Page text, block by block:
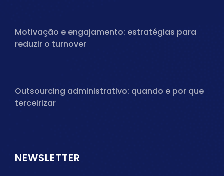
Motivação e engajamento: estratégias para
reduzir o turnover
Outsourcing administrativo: quando e por que
terceirizar
NEWSLETTER